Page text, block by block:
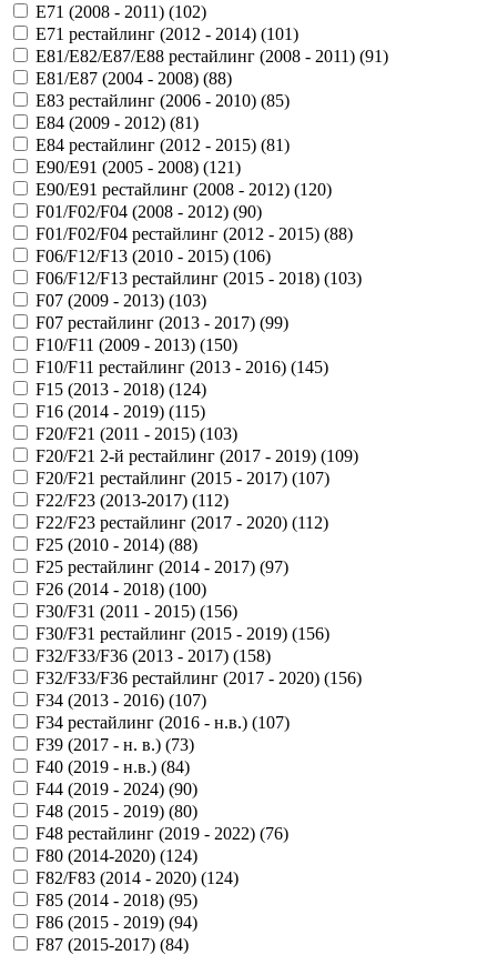
E71 (2008 - 2011) (102)
E71 рестайлинг (2012 - 2014) (101)
E81/E82/E87/E88 рестайлинг (2008 - 2011) (91)
E81/E87 (2004 - 2008) (88)
E83 рестайлинг (2006 - 2010) (85)
E84 (2009 - 2012) (81)
E84 рестайлинг (2012 - 2015) (81)
E90/E91 (2005 - 2008) (121)
E90/E91 рестайлинг (2008 - 2012) (120)
F01/F02/F04 (2008 - 2012) (90)
F01/F02/F04 рестайлинг (2012 - 2015) (88)
F06/F12/F13 (2010 - 2015) (106)
F06/F12/F13 рестайлинг (2015 - 2018) (103)
F07 (2009 - 2013) (103)
F07 рестайлинг (2013 - 2017) (99)
F10/F11 (2009 - 2013) (150)
F10/F11 рестайлинг (2013 - 2016) (145)
F15 (2013 - 2018) (124)
F16 (2014 - 2019) (115)
F20/F21 (2011 - 2015) (103)
F20/F21 2-й рестайлинг (2017 - 2019) (109)
F20/F21 рестайлинг (2015 - 2017) (107)
F22/F23 (2013-2017) (112)
F22/F23 рестайлинг (2017 - 2020) (112)
F25 (2010 - 2014) (88)
F25 рестайлинг (2014 - 2017) (97)
F26 (2014 - 2018) (100)
F30/F31 (2011 - 2015) (156)
F30/F31 рестайлинг (2015 - 2019) (156)
F32/F33/F36 (2013 - 2017) (158)
F32/F33/F36 рестайлинг (2017 - 2020) (156)
F34 (2013 - 2016) (107)
F34 рестайлинг (2016 - н.в.) (107)
F39 (2017 - н. в.) (73)
F40 (2019 - н.в.) (84)
F44 (2019 - 2024) (90)
F48 (2015 - 2019) (80)
F48 рестайлинг (2019 - 2022) (76)
F80 (2014-2020) (124)
F82/F83 (2014 - 2020) (124)
F85 (2014 - 2018) (95)
F86 (2015 - 2019) (94)
F87 (2015-2017) (84)